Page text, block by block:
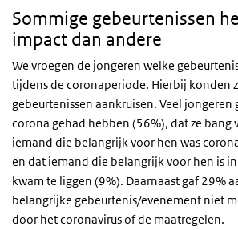
Sommige gebeurtenissen
impact dan andere
We vroegen de jongeren welke
tijdens de coronaperiode. Hierbij konden
gebeurtenissen aankruisen. Veel jongeren
corona gehad hebben (56%), dat ze bang
iemand die belangrijk voor hen was
en dat iemand die belangrijk voor hen is
kwam te liggen (9%). Daarnaast gaf 29%
belangrijke gebeurtenis/evenement niet
door het coronavirus of de maatregelen.